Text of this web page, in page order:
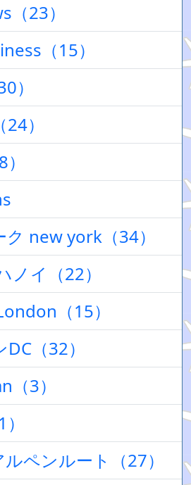
23）
（15）
）
）
new york（34）
ノイ（22）
（15）
（32）
（3）
ペンルート（27）